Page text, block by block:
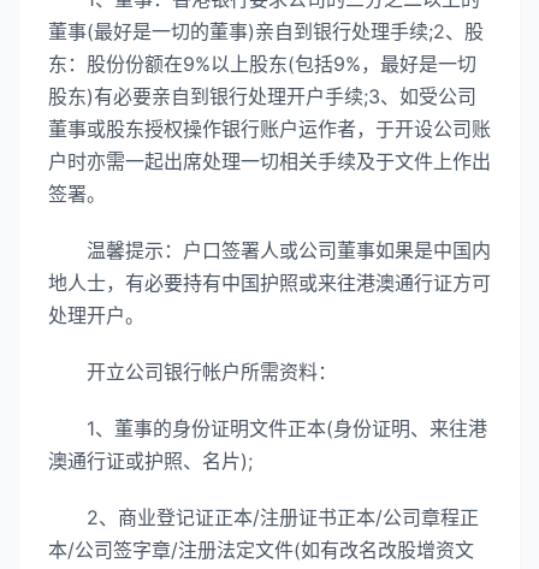
董事(最好是一切的董事)亲自到银行处理手续;2、股
东：股份份额在9%以上股东(包括9%，最好是一切
股东)有必要亲自到银行处理开户手续;3、如受公司
董事或股东授权操作银行账户运作者，于开设公司账
户时亦需一起出席处理一切相关手续及于文件上作出
签署。
温馨提示：户口签署人或公司董事如果是中国内
地人士，有必要持有中国护照或来往港澳通行证方可
处理开户。
开立公司银行帐户所需资料：
1、董事的身份证明文件正本(身份证明、来往港
澳通行证或护照、名片);
2、商业登记证正本/注册证书正本/公司章程正
本/公司签字章/注册法定文件(如有改名改股增资文